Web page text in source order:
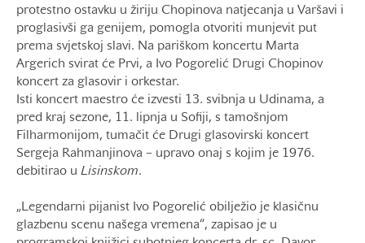
protestno ostavku u žiriju Chopinova natjecanja u Varšavi i
proglasivši ga genijem, pomogla otvoriti munjevit put
prema svjetskoj slavi. Na pariškom koncertu Marta
Argerich svirat će Prvi, a Ivo Pogorelić Drugi Chopinov
koncert za glasovir i orkestar.
Isti koncert maestro će izvesti 13. svibnja u Udinama, a
pred kraj sezone, 11. lipnja u Sofiji, s tamošnjom
Filharmonijom, tumačit će Drugi glasovirski koncert
Sergeja Rahmanjinova – upravo onaj s kojim je 1976.
debitirao u Lisinskom.
„Legendarni pijanist Ivo Pogorelić obilježio je klasičnu
glazbenu scenu našega vremena“, zapisao je u